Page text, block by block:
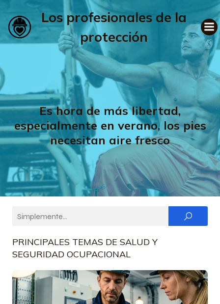
Los profesionales de la
protección
Es hora de más libertad,
especialmente en verano, los pies
necesitan aire fresco
PRINCIPALES TEMAS DE SALUD Y
SEGURIDAD OCUPACIONAL